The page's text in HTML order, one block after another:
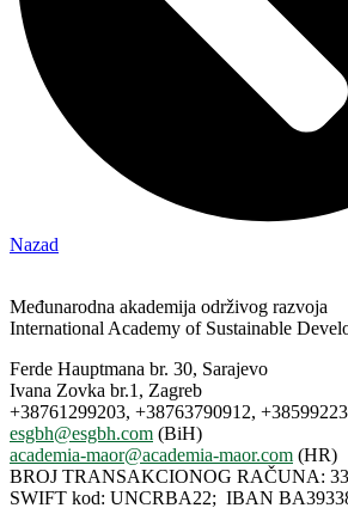
Nazad
Međunarodna akademija održivog razvoja
International Academy of Sustainable
Ferde Hauptmana br. 30, Sarajevo
Ivana Zovka br.1, Zagreb
+38761299203, +38763790912,
esgbh@esgbh.com (BiH)
academia-maor@academia-maor.com (HR)
BROJ TRANSAKCIONOG RAČUNA:
SWIFT kod: UNCRBA22; IBAN